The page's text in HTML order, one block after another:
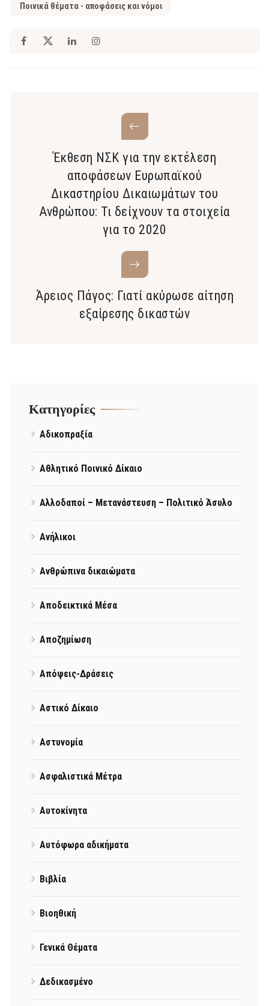
Ποινικά θέματα - αποφάσεις και νόμοι
Έκθεση ΝΣΚ για την εκτέλεση
αποφάσεων Ευρωπαϊκού
Δικαστηρίου Δικαιωμάτων του
Ανθρώπου: Τι δείχνουν τα στοιχεία
για το 2020
Άρειος Πάγος: Γιατί ακύρωσε αίτηση
εξαίρεσης δικαστών
Kατηγορίες
Αδικοπραξία
Αθλητικό Ποινικό Δίκαιο
Αλλοδαποί – Μετανάστευση – Πολιτικό Άσυλο
Ανήλικοι
Ανθρώπινα δικαιώματα
Αποδεικτικά Μέσα
Αποζημίωση
Απόψεις-Δράσεις
Αστικό Δίκαιο
Αστυνομία
Ασφαλιστικά Μέτρα
Αυτοκίνητα
Αυτόφωρα αδικήματα
Βιβλία
Βιοηθική
Γενικά Θέματα
Δεδικασμένο